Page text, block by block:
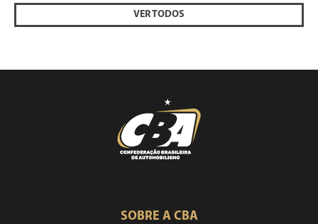
VER TODOS
SOBRE A CBA